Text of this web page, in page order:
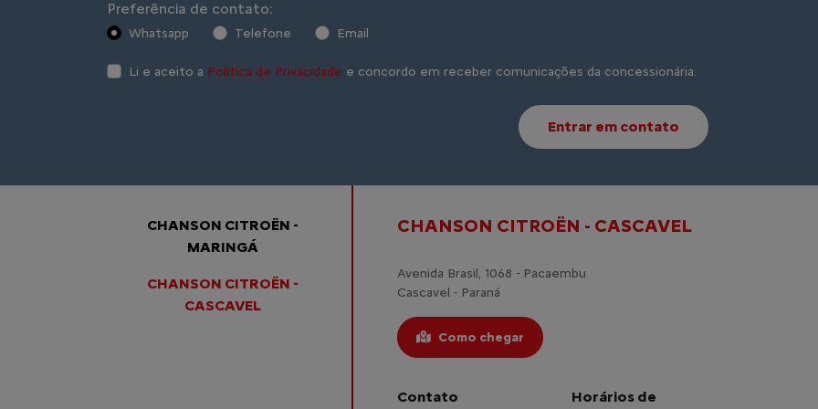
Preferência de contato:
Whatsapp Telefone Email
Li e aceito a Política de Privacidade e concordo em receber comunicações da concessionária.
Entrar em contato
CHANSON CITROËN -
MARINGÁ
CHANSON CITROËN -
CASCAVEL
CHANSON CITROËN - CASCAVEL
Avenida Brasil, 1068 - Pacaembu
Cascavel - Paraná
Como chegar
Contato Horários de